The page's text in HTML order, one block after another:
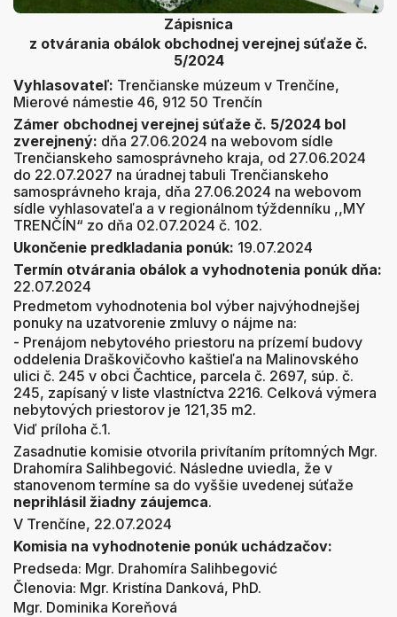
Zápisnica
z otvárania obálok obchodnej verejnej súťaže č.
5/2024
Vyhlasovateľ: Trenčianske múzeum v Trenčíne,
Mierové námestie 46, 912 50 Trenčín
Zámer obchodnej verejnej súťaže č. 5/2024 bol
zverejnený: dňa 27.06.2024 na webovom sídle
Trenčianskeho samosprávneho kraja, od 27.06.2024
do 22.07.2027 na úradnej tabuli Trenčianskeho
samosprávneho kraja, dňa 27.06.2024 na webovom
sídle vyhlasovateľa a v regionálnom týždenníku ,,MY
TRENČÍN“ zo dňa 02.07.2024 č. 102.
Ukončenie predkladania ponúk: 19.07.2024
Termín otvárania obálok a vyhodnotenia ponúk dňa:
22.07.2024
Predmetom vyhodnotenia bol výber najvýhodnejšej
ponuky na uzatvorenie zmluvy o nájme na:
- Prenájom nebytového priestoru na prízemí budovy
oddelenia Draškovičovho kaštieľa na Malinovského
ulici č. 245 v obci Čachtice, parcela č. 2697, súp. č.
245, zapísaný v liste vlastníctva 2216. Celková výmera
nebytových priestorov je 121,35 m2.
Viď príloha č.1.
Zasadnutie komisie otvorila privítaním prítomných Mgr.
Drahomíra Salihbegović. Následne uviedla, že v
stanovenom termíne sa do vyššie uvedenej súťaže
neprihlásil žiadny záujemca.
V Trenčíne, 22.07.2024
Komisia na vyhodnotenie ponúk uchádzačov:
Predseda: Mgr. Drahomíra Salihbegović
Členovia: Mgr. Kristína Danková, PhD.
Mgr. Dominika Koreňová